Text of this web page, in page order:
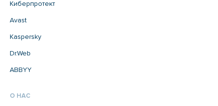
Киберпротект
Avast
Kaspersky
Dr.Web
ABBYY
О НАС